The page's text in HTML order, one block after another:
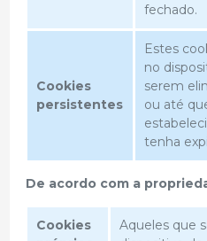
fechado.
Cookies
persistentes
Estes
no
serem
ou até
tenha
De acordo com a
Cookies
Aqueles que